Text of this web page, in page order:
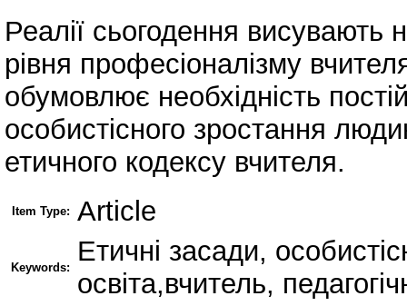
Реалії сьогодення висувають
рівня професіоналізму
обумовлює необхідність
особистісного зростання
етичного кодексу вчителя.
Item Type: Article
Keywords:
Етичні засади,
освіта,вчитель,